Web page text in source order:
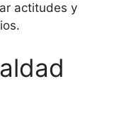
actitudes y